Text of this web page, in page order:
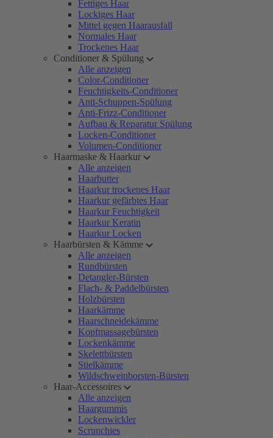
Fettiges Haar
Lockiges Haar
Mittel gegen Haarausfall
Normales Haar
Trockenes Haar
Conditioner & Spülung
Alle anzeigen
Color-Conditioner
Feuchtigkeits-Conditioner
Anti-Schuppen-Spülung
Anti-Frizz-Conditioner
Aufbau & Reparatur Spülung
Locken-Conditioner
Volumen-Conditioner
Haarmaske & Haarkur
Alle anzeigen
Haarbutter
Haarkur trockenes Haar
Haarkur gefärbtes Haar
Haarkur Feuchtigkeit
Haarkur Keratin
Haarkur Locken
Haarbürsten & Kämme
Alle anzeigen
Rundbürsten
Detangler-Bürsten
Flach- & Paddelbürsten
Holzbürsten
Haarkämme
Haarschneidekämme
Kopfmassagebürsten
Lockenkämme
Skelettbürsten
Stielkämme
Wildschweinborsten-Bürsten
Haar-Accessoires
Alle anzeigen
Haargummis
Lockenwickler
Scrunchies